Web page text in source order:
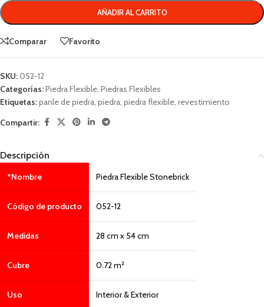
AÑADIR AL CARRITO
Comparar Favorito
SKU:052-12
Categorías:Piedra Flexible, Piedras Flexibles
Etiquetas:panle de piedra, piedra, piedra flexible, revestimiento
Compartir:
Descripción
*Nombre Piedra Flexible Stonebrick
Código de producto 052-12
Medidas 28 cm x 54 cm
Cubre 0.72 m²
Uso Interior & Exterior